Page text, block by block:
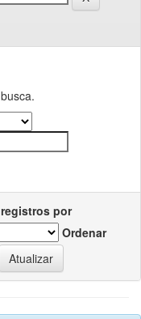
por
Ordenar